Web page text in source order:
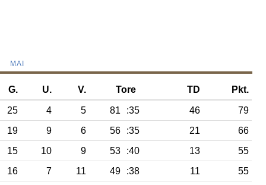
MAI
G. U. V. Tore TD Pkt.
25 4 5 81 :35 46
79
19 9 6 56 :35 21
66
15 10 9 53 :40 13
55
16 7 11 49 :38 11
55